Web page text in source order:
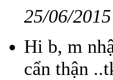
25/06/
Hi b, m
cẩn thận